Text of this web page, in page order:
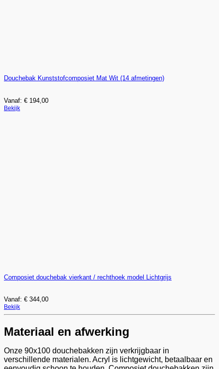
Douchebak Kunststofcomposiet Mat Wit (14 afmetingen)
Vanaf: € 194,00
BekijkDit
Composiet douchebak vierkant / rechthoek model Lichtgrijs
Vanaf: € 344,00
BekijkDit
product
meerdere
variaties.
optie
kan
gekozen
Materiaal en afwerking
Onze 90x100 douchebakken zijn verkrijgbaar in
verschillende materialen. Acryl is lichtgewicht, betaalbaar en